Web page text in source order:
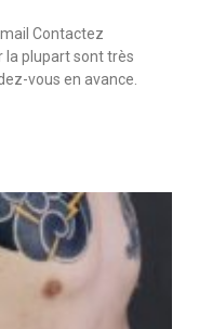
Contactez
la plupart sont très
vous en avance.